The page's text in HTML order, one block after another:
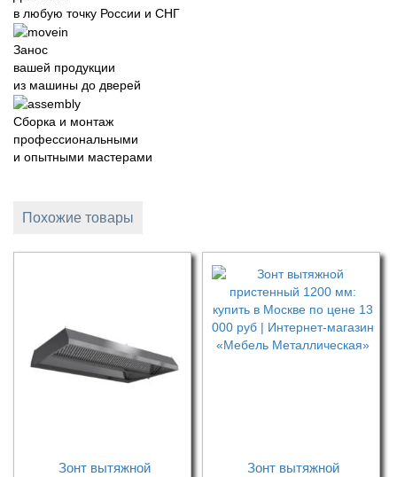
в любую точку России и СНГ
Занос
вашей продукции
из машины до дверей
Сборка и монтаж
профессиональными
и опытными мастерами
Похожие товары
Зонт вытяжной
Зонт вытяжной